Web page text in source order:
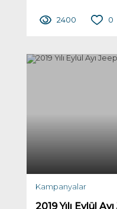
2400 0
Kampanyalar
2019 Yılı Eylül